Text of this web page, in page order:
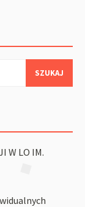
W LO IM.